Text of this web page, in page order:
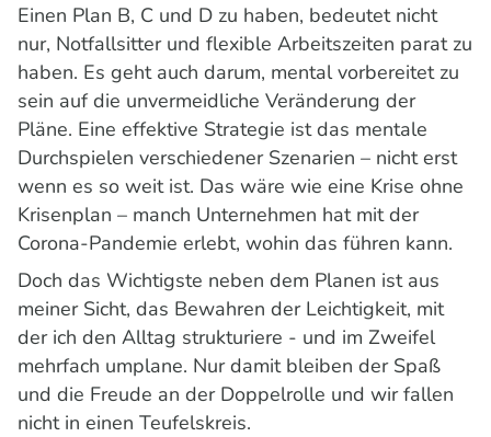
Einen Plan B, C und D zu haben, bedeutet nicht
nur, Notfallsitter und flexible Arbeitszeiten parat zu
haben. Es geht auch darum, mental vorbereitet zu
sein auf die unvermeidliche Veränderung der
Pläne. Eine effektive Strategie ist das mentale
Durchspielen verschiedener Szenarien – nicht erst
wenn es so weit ist. Das wäre wie eine Krise ohne
Krisenplan – manch Unternehmen hat mit der
Corona-Pandemie erlebt, wohin das führen kann.
Doch das Wichtigste neben dem Planen ist aus
meiner Sicht, das Bewahren der Leichtigkeit, mit
der ich den Alltag strukturiere - und im Zweifel
mehrfach umplane. Nur damit bleiben der Spaß
und die Freude an der Doppelrolle und wir fallen
nicht in einen Teufelskreis.